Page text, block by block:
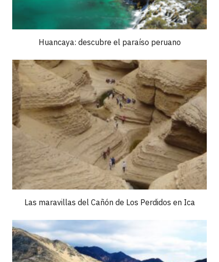
Huancaya: descubre el paraíso peruano
Las maravillas del Cañón de Los Perdidos en Ica